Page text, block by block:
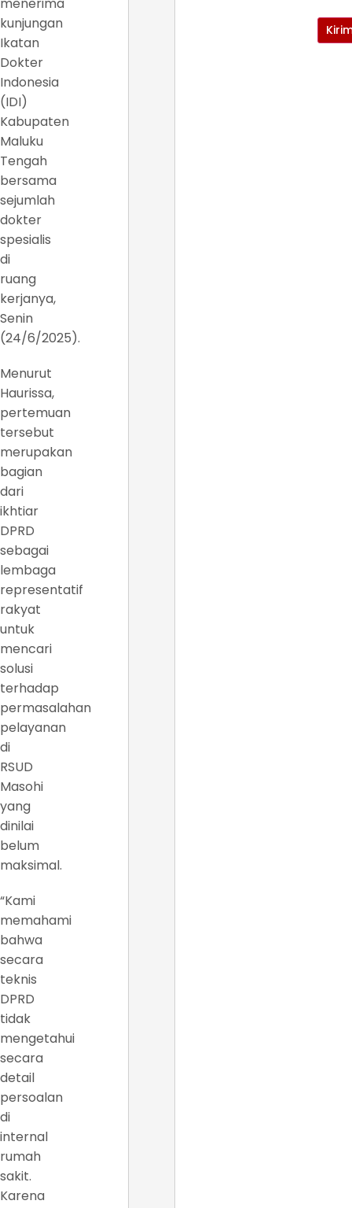
kunjungan
Ikatan
Dokter
Indonesia
(IDI)
Kabupaten
Maluku
Tengah
bersama
sejumlah
dokter
spesialis
di
ruang
kerjanya,
Senin
(24/6/2025).
Menurut
Haurissa,
pertemuan
tersebut
merupakan
bagian
dari
ikhtiar
DPRD
sebagai
lembaga
representatif
rakyat
untuk
mencari
solusi
terhadap
permasalahan
pelayanan
di
RSUD
Masohi
yang
dinilai
belum
maksimal.
“Kami
memahami
bahwa
secara
teknis
DPRD
tidak
mengetahui
secara
detail
persoalan
di
internal
rumah
sakit.
Karena